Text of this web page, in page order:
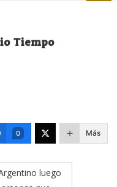
Tiempo
0 Más